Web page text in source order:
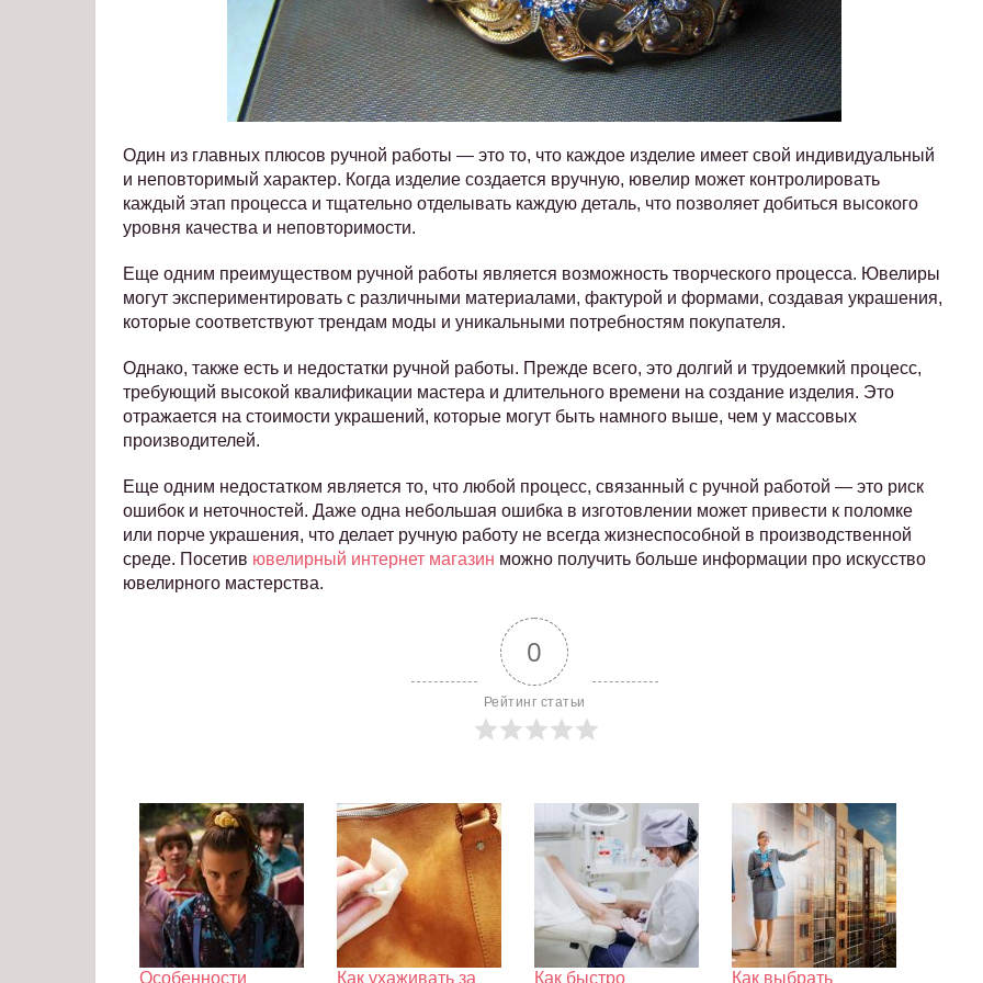
Один из главных плюсов ручной работы — это то, что каждое изделие имеет свой индивидуальный
и неповторимый характер. Когда изделие создается вручную, ювелир может контролировать
каждый этап процесса и тщательно отделывать каждую деталь, что позволяет добиться высокого
уровня качества и неповторимости.
Еще одним преимуществом ручной работы является возможность творческого процесса. Ювелиры
могут экспериментировать с различными материалами, фактурой и формами, создавая украшения,
которые соответствуют трендам моды и уникальными потребностям покупателя.
Однако, также есть и недостатки ручной работы. Прежде всего, это долгий и трудоемкий процесс,
требующий высокой квалификации мастера и длительного времени на создание изделия. Это
отражается на стоимости украшений, которые могут быть намного выше, чем у массовых
производителей.
Еще одним недостатком является то, что любой процесс, связанный с ручной работой — это риск
ошибок и неточностей. Даже одна небольшая ошибка в изготовлении может привести к поломке
или порче украшения, что делает ручную работу не всегда жизнеспособной в производственной
среде. Посетив ювелирный интернет магазин можно получить больше информации про искусство
ювелирного мастерства.
0
Рейтинг статьи
Особенности Как ухаживать за Как быстро Как выбрать